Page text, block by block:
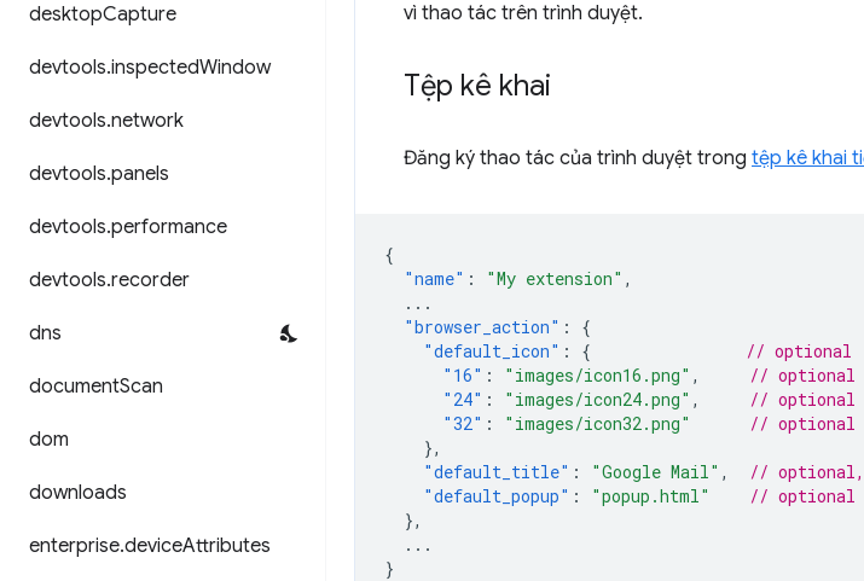
desktopCapture
devtools.inspectedWindow
devtools.network
devtools.panels
devtools.performance
devtools.recorder
dns
documentScan
dom
downloads
enterprise.deviceAttributes
vì thao tác trên trình duyệt.
Tệp kê khai
Đăng ký thao tác của trình duyệt trong tệp kê khai
{
"name" : "My extension" ,
...
"browser_action" :
{
"default_icon" : {
// optional
"16" : "images/icon16.png" ,
// optional
"24" : "images/icon24.png" ,
// optional
"32" : "images/icon32.png"
// optional
},
"default_title" : "Google Mail" ,
//
"default_popup" : "popup.html"
// optional
},
...
}